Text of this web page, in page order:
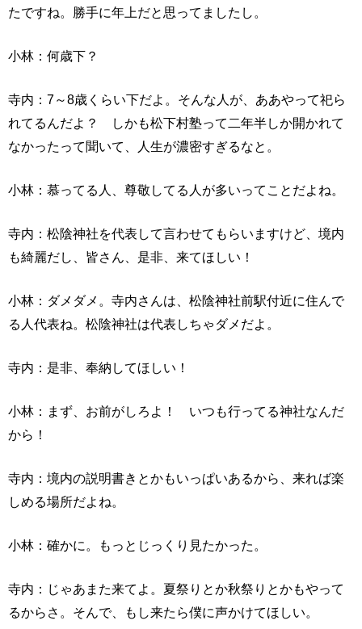
たですね。勝手に年上だと思ってましたし。
小林：何歳下？
寺内：7～8歳くらい下だよ。そんな人が、ああやって祀ら
れてるんだよ？ しかも松下村塾って二年半しか開かれて
なかったって聞いて、人生が濃密すぎるなと。
小林：慕ってる人、尊敬してる人が多いってことだよね。
寺内：松陰神社を代表して言わせてもらいますけど、境内
も綺麗だし、皆さん、是非、来てほしい！
小林：ダメダメ。寺内さんは、松陰神社前駅付近に住んで
る人代表ね。松陰神社は代表しちゃダメだよ。
寺内：是非、奉納してほしい！
小林：まず、お前がしろよ！ いつも行ってる神社なんだ
から！
寺内：境内の説明書きとかもいっぱいあるから、来れば楽
しめる場所だよね。
小林：確かに。もっとじっくり見たかった。
寺内：じゃあまた来てよ。夏祭りとか秋祭りとかもやって
るからさ。そんで、もし来たら僕に声かけてほしい。